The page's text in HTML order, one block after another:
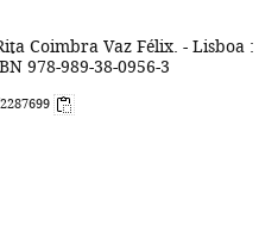
Coimbra Vaz Félix. - Lisboa :
978-989-38-0956-3